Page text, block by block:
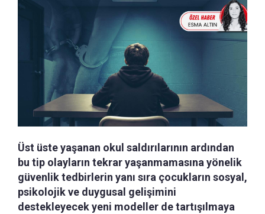
Üst üste yaşanan okul saldırılarının ardından
bu tip olayların tekrar yaşanmamasına yönelik
güvenlik tedbirlerin yanı sıra çocukların sosyal,
psikolojik ve duygusal gelişimini
destekleyecek yeni modeller de tartışılmaya